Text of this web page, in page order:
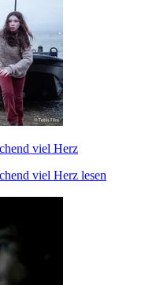
viel Herz
viel Herz lesen